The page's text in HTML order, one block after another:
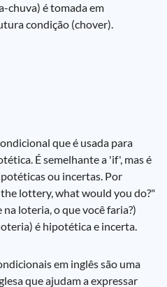
chuva) é tomada em
condição (chover).
que é usada para
É semelhante a 'if', mas é
ou incertas. Por
lottery, what would you do?"
loteria, o que você faria?)
é hipotética e incerta.
em inglês são uma
que ajudam a expressar